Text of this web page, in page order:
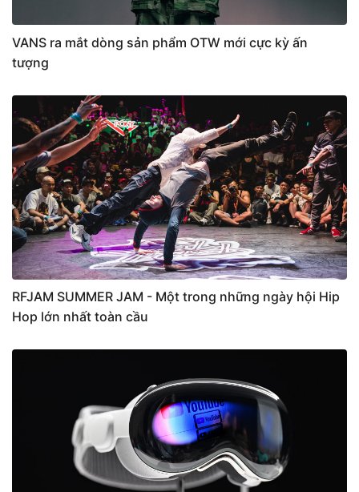
VANS ra mắt dòng sản phẩm OTW mới cực kỳ ấn
tượng
RFJAM SUMMER JAM - Một trong những ngày hội Hip
Hop lớn nhất toàn cầu